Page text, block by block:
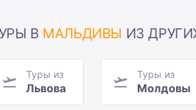
В МАЛЬДИВЫ ИЗ
Туры из
Львова
Туры из
Молдовы